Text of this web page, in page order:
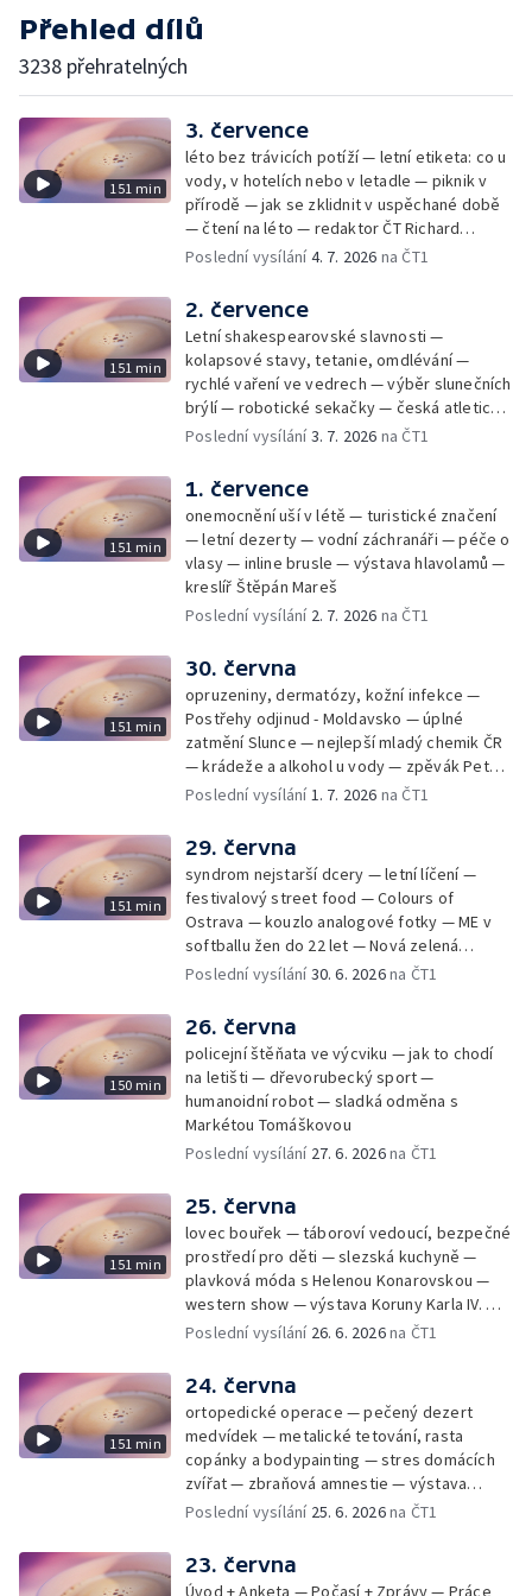
Přehled dílů
3238 přehratelných
151 min
3. července
léto bez trávicích potíží — letní etiketa: co u
vody, v hotelích nebo v letadle — piknik v
přírodě — jak se zklidnit v uspěchané době
— čtení na léto — redaktor ČT Richard
Samko
Poslední vysílání4. 7. 2026 na ČT1
151 min
2. července
Letní shakespearovské slavnosti —
kolapsové stavy, tetanie, omdlévání —
rychlé vaření ve vedrech — výběr slunečních
brýlí — robotické sekačky — česká atletická
rekordmanka — psí seriál: výmarský
Poslední vysílání3. 7. 2026 na ČT1
151 min
1. července
onemocnění uší v létě — turistické značení
— letní dezerty — vodní záchranáři — péče o
vlasy — inline brusle — výstava hlavolamů —
kreslíř Štěpán Mareš
Poslední vysílání 2. 7. 2026 na ČT1
151 min
30. června
opruzeniny, dermatózy, kožní infekce —
Postřehy odjinud - Moldavsko — úplné
zatmění Slunce — nejlepší mladý chemik ČR
— krádeže a alkohol u vody — zpěvák Peter
Cmorik
Poslední vysílání 1. 7. 2026 na ČT1
151 min
29. června
syndrom nejstarší dcery — letní líčení —
festivalový street food — Colours of
Ostrava — kouzlo analogové fotky — ME v
softballu žen do 22 let — Nová zelená
úsporám — Global Teacher Prize Czech
Poslední vysílání30. 6. 2026na ČT1
150 min
26. června
policejní štěňata ve výcviku — jak to chodí
na letišti — dřevorubecký sport —
humanoidní robot — sladká odměna s
Markétou Tomáškovou
Poslední vysílání 27. 6. 2026na ČT1
151 min
25. června
lovec bouřek — táboroví vedoucí, bezpečné
prostředí pro děti — slezská kuchyně —
plavková móda s Helenou Konarovskou —
western show — výstava Koruny Karla IV. —
mladý lezecký fenomén Josef Šindel
Poslední vysílání 26. 6. 2026na ČT1
151 min
24. června
ortopedické operace — pečený dezert
medvídek — metalické tetování, rasta
copánky a bodypainting — stres domácích
zvířat — zbraňová amnestie — výstava
mikrofotografií rostlin — fenomenální
Poslední vysílání 25. 6. 2026na ČT1
23. června
Úvod + Anketa — Počasí + Zprávy — Práce